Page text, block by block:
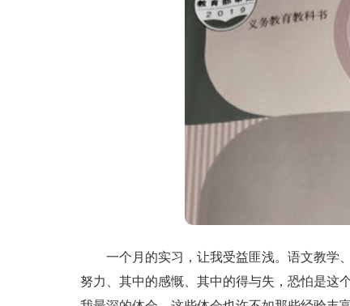
一个月的实习，让我受益匪浅。语文教学、
努力、其中的感慨、其中的得与失，恐怕是这